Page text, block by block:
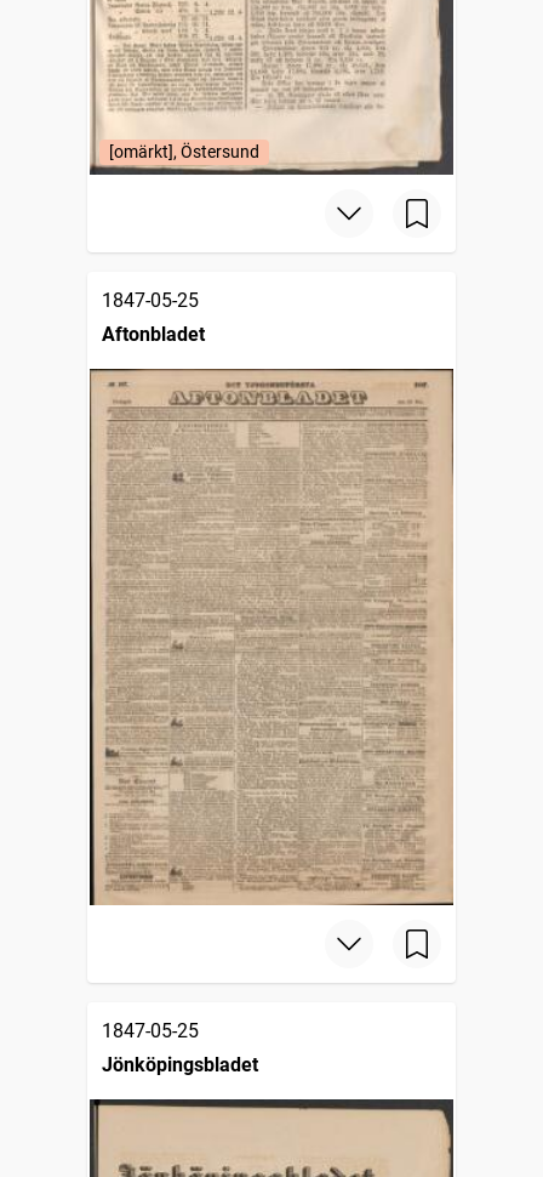
[omärkt], Östersund
1847-05-25
Aftonbladet
1847-05-25
Jönköpingsbladet